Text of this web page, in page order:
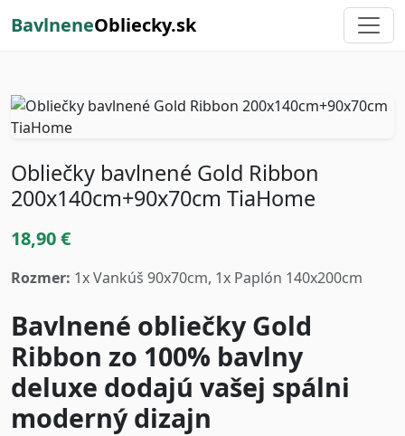
BavlneneObliecky.sk
Obliečky bavlnené Gold Ribbon
200x140cm+90x70cm TiaHome
18,90 €
Rozmer: 1x Vankúš 90x70cm, 1x Paplón 140x200cm
Bavlnené obliečky Gold
Ribbon zo 100% bavlny
deluxe dodajú vašej spálni
moderný dizajn